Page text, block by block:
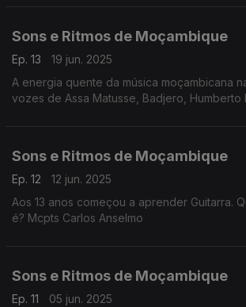
Sons e Ritmos de Moçambique
Ep. 13
19 jun. 2025
A energia quente da música moçambicana
vozes de Assa Matusse, Badjero, Humberto
Sons e Ritmos de Moçambique
Ep. 12
12 jun. 2025
Aos 13 anos começou a aprender Guitarra.
é? Mcpts Carlos Anselmo
Sons e Ritmos de Moçambique
Ep. 11 05 jun. 2025